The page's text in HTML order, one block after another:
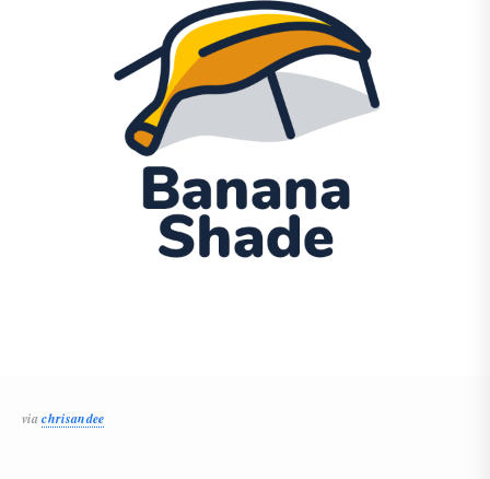
viachrisandee